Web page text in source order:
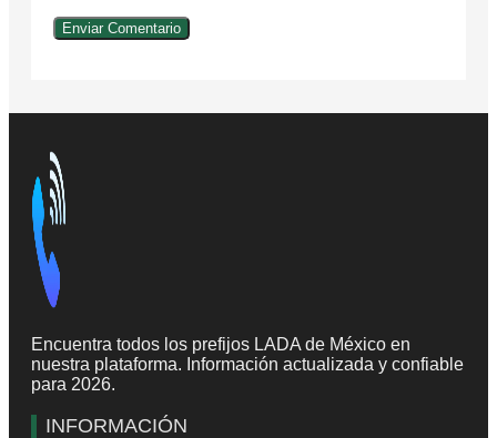
Encuentra todos los prefijos LADA de México en
nuestra plataforma. Información actualizada y confiable
para 2026.
INFORMACIÓN